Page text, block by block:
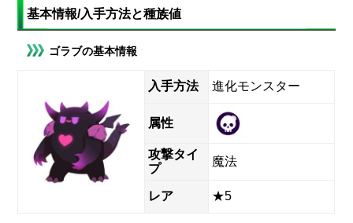
基本情報/入手方法と種族値
ゴラブの基本情報
入手方法 進化モンスター
属性
攻撃タイ
プ
魔法
レア ★5